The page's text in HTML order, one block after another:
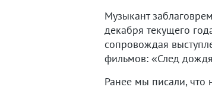
Музыкант
декабря текущего
сопровождая
фильмов: «След
Ранее мы писали, что